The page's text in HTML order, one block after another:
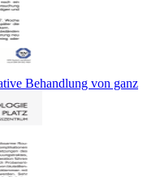
Behandlung von ganz